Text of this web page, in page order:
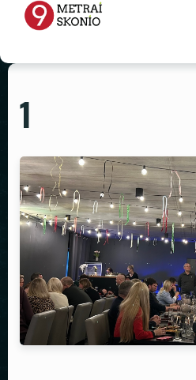
RENGINIŲ ERDVĖ
MAISTAS ŠVENTĖMS
MAITINIMAS VIETOJE
PARUOŠTAS MAISTAS
GALERIJA
KONTAKTAI
REKVIZITŲ NUOMA
STALAI
KĖDĖS
STALTIESĖS
VAZOS
ŽVAKIDĖS
1